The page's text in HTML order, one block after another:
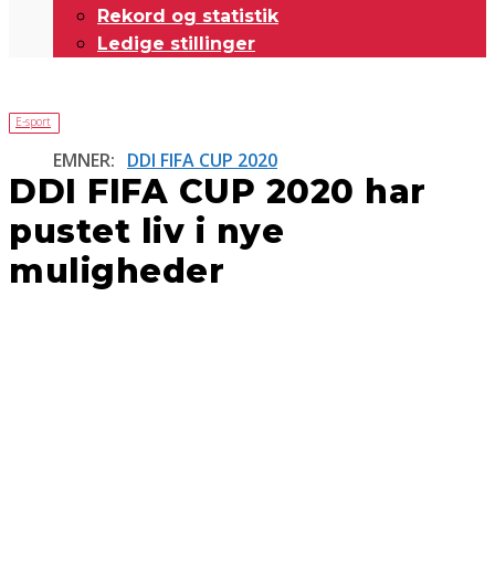
Rekord og statistik
Ledige stillinger
E-sport
EMNER: DDI FIFA CUP 2020
DDI FIFA CUP 2020 har
pustet liv i nye
muligheder